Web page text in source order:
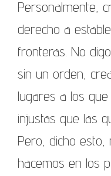
Personalmente,
derecho a
fronteras. No
sin un orden,
lugares a los
injustas que las
Pero, dicho esto,
hacemos en los